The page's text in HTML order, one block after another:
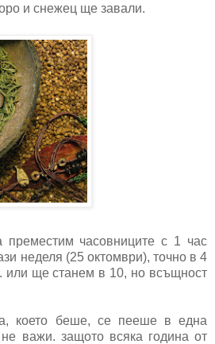
и снежец ще завали.
преместим часовниците с 1 час
неделя (25 октомври), точно в 4
или ще станем в 10, но всъщност
което беше, се пееше в една
важи. защото всяка година от